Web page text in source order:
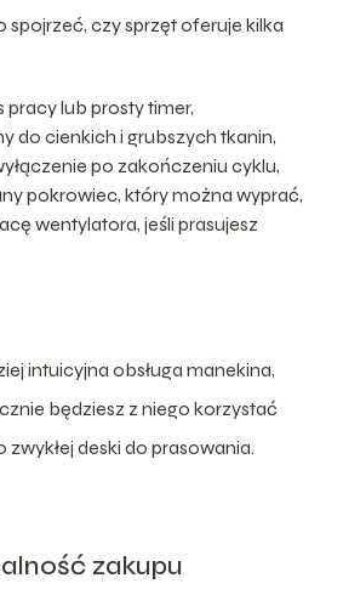
spojrzeć, czy sprzęt oferuje kilka
lub prosty timer,
do cienkich i grubszych tkanin,
po zakończeniu cyklu,
pokrowiec, który można wyprać,
wentylatora, jeśli prasujesz
intuicyjna obsługa manekina,
będziesz z niego korzystać
deski do prasowania.
zakupu